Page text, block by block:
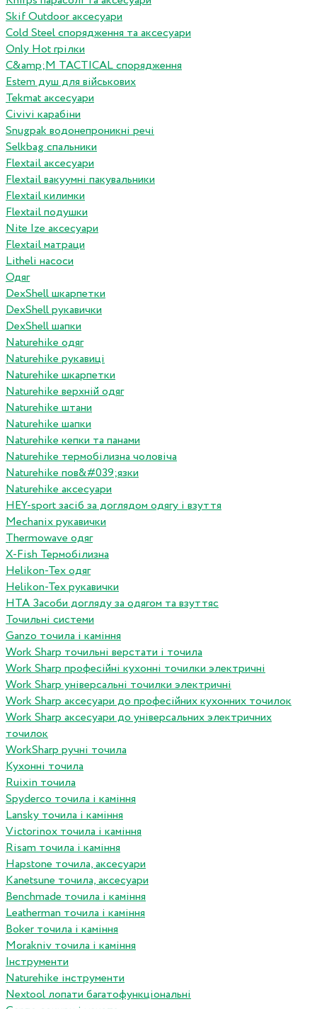
Skif Outdoor аксесуари
Cold Steel спорядження та аксесуари
Only Hot грілки
C&amp;M TACTICAL спорядження
Estem душ для військових
Tekmat аксесуари
Сivivi карабіни
Snugpak водонепроникні речі
Selkbag спальники
Flextail аксесуари
Flextail вакуумні пакувальники
Flextail килимки
Flextail подушки
Nite Ize аксесуари
Flextail матраци
Litheli насоси
Одяг
DexShell шкарпетки
DexShell рукавички
DexShell шапки
Naturehike одяг
Naturehike рукавиці
Naturehike шкарпетки
Naturehike верхній одяг
Naturehike штани
Naturehike шапки
Naturehike кепки та панами
Naturehike термобілизна чоловіча
Naturehike пов&#039;язки
Naturehike аксесуари
HEY-sport засіб за доглядом одягу і взуття
Mechanix рукавички
Thermowave одяг
X-Fish Термобілизна
Helikon-Tex одяг
Helikon-Tex рукавички
HTA Засоби догляду за одягом та взуттяс
Точильні системи
Ganzo точила і каміння
Work Sharp точильні верстати і точила
Work Sharp професiйнi кухоннi точилки электричнi
Work Sharp унiверсальнi точилки электричнi
Work Sharp аксесуари до професiйних кухонних точилок
Work Sharp аксесуари до унiверсальних электричних
точилок
WorkSharp ручні точила
Кухонні точила
Ruixin точила
Spyderco точила і каміння
Lansky точила і каміння
Victorinox точила і каміння
Risam точила і каміння
Hapstone точила, аксесуари
Kanetsune точила, аксесуари
Benchmade точила і каміння
Leatherman точила і каміння
Boker точила і каміння
Morakniv точила і каміння
Інструменти
Naturehike інструменти
Nextool лопати багатофункціональні